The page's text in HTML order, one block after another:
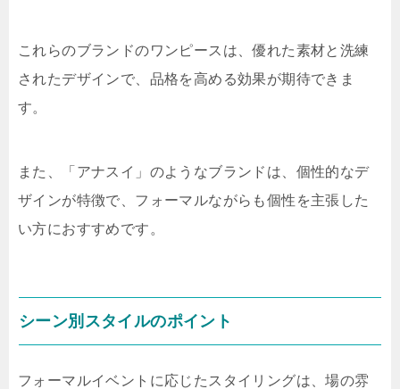
これらのブランドのワンピースは、優れた素材と洗練
されたデザインで、品格を高める効果が期待できま
す。
また、「アナスイ」のようなブランドは、個性的なデ
ザインが特徴で、フォーマルながらも個性を主張した
い方におすすめです。
シーン別スタイルのポイント
フォーマルイベントに応じたスタイリングは、場の雰